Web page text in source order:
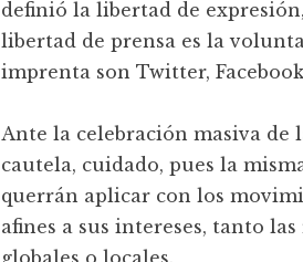
definió la libertad de
libertad de prensa es la
imprenta son Twitter,
Ante la celebración masiva de
cautela, cuidado, pues la
querrán aplicar con los
afines a sus intereses, tanto